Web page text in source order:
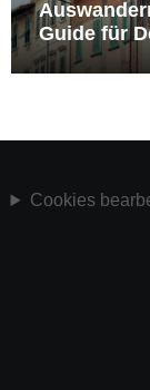
Guide für
Cookies